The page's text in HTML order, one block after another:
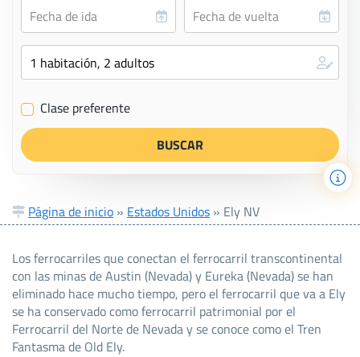
✔ Clase preferente
Página de inicio » Estados Unidos » Ely NV
Los ferrocarriles que conectan el ferrocarril transcontinental
con las minas de Austin (Nevada) y Eureka (Nevada) se han
eliminado hace mucho tiempo, pero el ferrocarril que va a Ely
se ha conservado como ferrocarril patrimonial por el
Ferrocarril del Norte de Nevada y se conoce como el Tren
Fantasma de Old Ely.